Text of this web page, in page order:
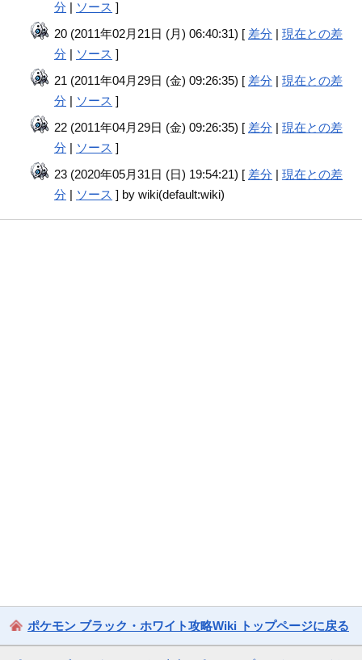
分 | ソース ]
20 (2011年02月21日 (月) 06:40:31) [ 差分 |現在との差
分 | ソース ]
21 (2011年04月29日 (金) 09:26:35) [ 差分 |現在との差
分 | ソース ]
22 (2011年04月29日 (金) 09:26:35) [ 差分 |現在との差
分 | ソース ]
23 (2020年05月31日 (日) 19:54:21) [ 差分 |現在との差
分 | ソース ] by wiki(default:wiki)
ポケモン ブラック・ホワイト攻略Wiki トップページに戻る